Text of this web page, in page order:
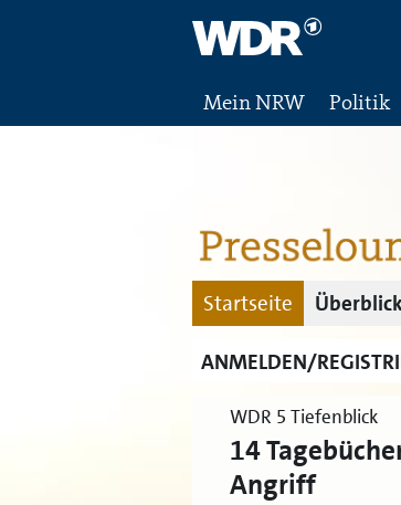
Mein NRW Politik
Startseite
ANMELDEN/
WDR 5 Tiefenblick
14
Angriff